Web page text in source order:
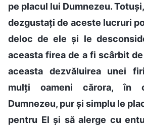
pe placul lui Dumnezeu.
dezgustați de aceste lucruri
deloc de ele și le
aceasta firea de a fi scârbit
aceasta dezvăluirea unei
mulți oameni cărora, în
Dumnezeu, pur și simplu le
pentru El și să alerge cu